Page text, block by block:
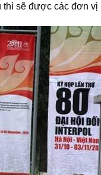
thì sẽ được các đơn